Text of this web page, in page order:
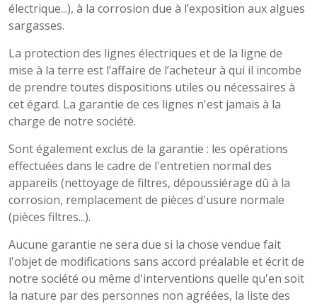
électrique...), à la corrosion due à l’exposition aux algues
sargasses.
La protection des lignes électriques et de la ligne de
mise à la terre est l’affaire de l’acheteur à qui il incombe
de prendre toutes dispositions utiles ou nécessaires à
cet égard. La garantie de ces lignes n'est jamais à la
charge de notre société.
Sont également exclus de la garantie : les opérations
effectuées dans le cadre de l'entretien normal des
appareils (nettoyage de filtres, dépoussiérage dû à la
corrosion, remplacement de pièces d'usure normale
(pièces filtres...).
Aucune garantie ne sera due si la chose vendue fait
l'objet de modifications sans accord préalable et écrit de
notre société ou même d'interventions quelle qu'en soit
la nature par des personnes non agréées, la liste des